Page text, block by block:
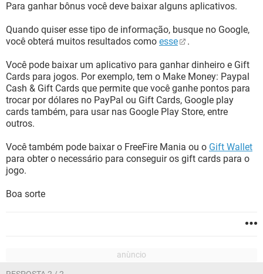
Para ganhar bônus você deve baixar alguns aplicativos.
Quando quiser esse tipo de informação, busque no Google,
você obterá muitos resultados como esse .
Você pode baixar um aplicativo para ganhar dinheiro e Gift
Cards para jogos. Por exemplo, tem o Make Money: Paypal
Cash & Gift Cards que permite que você ganhe pontos para
trocar por dólares no PayPal ou Gift Cards, Google play
cards também, para usar nas Google Play Store, entre
outros.
Você também pode baixar o FreeFire Mania ou o Gift Wallet
para obter o necessário para conseguir os gift cards para o
jogo.
Boa sorte